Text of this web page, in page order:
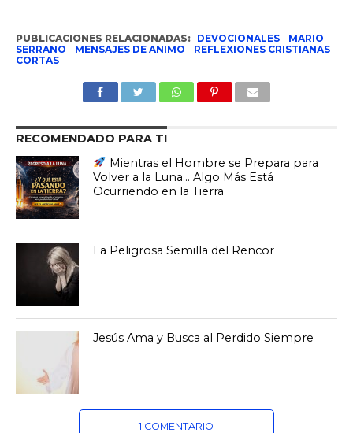
PUBLICACIONES RELACIONADAS: DEVOCIONALES- MARIO
SERRANO - MENSAJES DE ANIMO - REFLEXIONES CRISTIANAS
CORTAS
RECOMENDADO PARA TI
Mientras el Hombre se Prepara para
Volver a la Luna… Algo Más Está
Ocurriendo en la Tierra
La Peligrosa Semilla del Rencor
Jesús Ama y Busca al Perdido Siempre
1 COMENTARIO